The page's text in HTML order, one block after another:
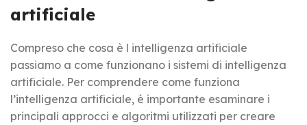
artificiale
Compreso che cosa è l intelligenza artificiale
passiamo a come funzionano i sistemi di intelligenza
artificiale. Per comprendere come funziona
l’intelligenza artificiale, è importante esaminare i
principali approcci e algoritmi utilizzati per creare